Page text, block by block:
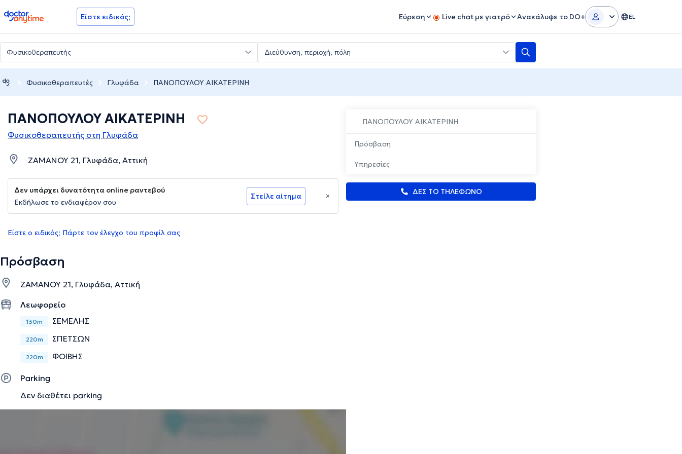
doctoranytime Είστε ειδικός; Εύρεση Live chat με γιατρό Ανακάλυψε το DO+ EL
Φυσικοθεραπευτές Γλυφάδα ΠΑΝΟΠΟΥΛΟΥ ΑΙΚΑΤΕΡΙΝΗ
ΠΑΝΟΠΟΥΛΟΥ ΑΙΚΑΤΕΡΙΝΗ
Πρόσβαση
Υπηρεσίες
ΔΕΣ ΤΟ ΤΗΛΕΦΩΝΟ
ΠΑΝΟΠΟΥΛΟΥ ΑΙΚΑΤΕΡΙΝΗ
Φυσικοθεραπευτής στη Γλυφάδα
ΖΑΜΑΝΟΥ 21, Γλυφάδα, Αττική
Δεν υπάρχει δυνατότητα online ραντεβού
Εκδήλωσε το ενδιαφέρον σου
Στείλε αίτημα
Είστε ο ειδικός; Πάρτε τον έλεγχο του προφίλ σας
Πρόσβαση
ΖΑΜΑΝΟΥ 21, Γλυφάδα, Αττική
Λεωφορείο
130m ΣΕΜΕΛΗΣ
220m ΣΠΕΤΣΩΝ
220m ΦΟΙΒΗΣ
Parking
Δεν διαθέτει parking